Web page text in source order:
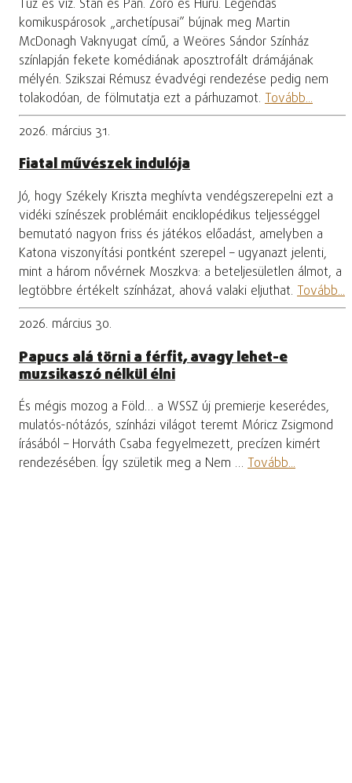
Tűz és víz. Stan és Pan. Zoro és Huru. Legendás
komikuspárosok „archetípusai” bújnak meg Martin
McDonagh Vaknyugat című, a Weöres Sándor Színház
színlapján fekete komédiának aposztrofált drámájának
mélyén. Szikszai Rémusz évadvégi rendezése pedig nem
tolakodóan, de fölmutatja ezt a párhuzamot. Tovább...
2026. március 31.
Fiatal művészek indulója
Jó, hogy Székely Kriszta meghívta vendégszerepelni ezt a
vidéki színészek problémáit enciklopédikus teljességgel
bemutató nagyon friss és játékos előadást, amelyben a
Katona viszonyítási pontként szerepel – ugyanazt jelenti,
mint a három nővérnek Moszkva: a beteljesületlen álmot, a
legtöbbre értékelt színházat, ahová valaki eljuthat. Tovább...
2026. március 30.
Papucs alá törni a férfit, avagy lehet-e
muzsikaszó nélkül élni
És mégis mozog a Föld… a WSSZ új premierje keserédes,
mulatós-nótázós, színházi világot teremt Móricz Zsigmond
írásából – Horváth Csaba fegyelmezett, precízen kimért
rendezésében. Így születik meg a Nem … Tovább...